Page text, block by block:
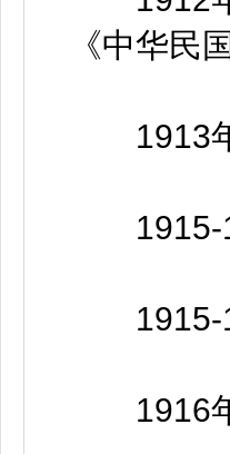
《中华民
1913年
1915-
1915-
1916年